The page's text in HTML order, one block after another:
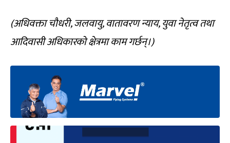
(अधिवक्ता चौधरी, जलवायु, वातावरण न्याय, युवा नेतृत्व तथा
आदिवासी अधिकारको क्षेत्रमा काम गर्छन्।)